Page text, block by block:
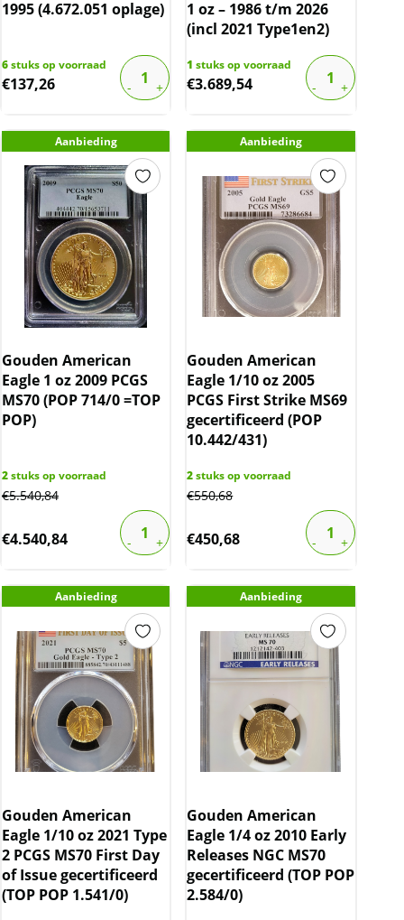
1995 (4.672.051 oplage)
6stuks op voorraad
€137,26
1 oz – 1986 t/m 2026
(incl 2021 Type1en2)
1 stuks op voorraad
€3.689,54
Aanbieding
Gouden American
Eagle 1 oz 2009 PCGS
MS70 (POP 714/0 =TOP
POP)
2stuks op voorraad
€5.540,84
€4.540,84
Aanbieding
Gouden American
Eagle 1/10 oz 2005
PCGS First Strike MS69
gecertificeerd (POP
10.442/431)
2stuks op voorraad
€550,68
€450,68
Aanbieding
Gouden American
Eagle 1/10 oz 2021 Type
2 PCGS MS70 First Day
of Issue gecertificeerd
(TOP POP 1.541/0)
Aanbieding
Gouden American
Eagle 1/4 oz 2010 Early
Releases NGC MS70
gecertificeerd (TOP POP
2.584/0)